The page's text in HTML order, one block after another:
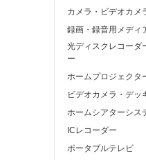
カメラ・ビデオカメ
録画・録音用メディ
光ディスクレコーダ
ー
ホームプロジェクタ
ビデオカメラ・デッ
ホームシアターシス
ICレコーダー
ポータブルテレビ